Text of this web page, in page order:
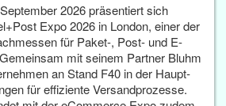
2026 präsentiert sich
Expo 2026 in London, einer der
für Paket-, Post- und E-
mit seinem Partner Bluhm
an Stand F40 in der Haupt­
für effiziente Versandprozesse.